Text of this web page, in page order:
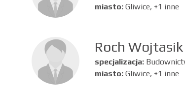
miasto: Gliwice, +1 inne
Roch Wojtasik
specjalizacja:
miasto: Gliwice, +1 inne